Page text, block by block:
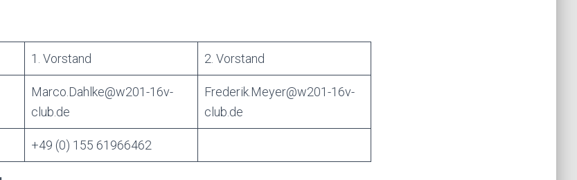
1. Vorstand 2. Vorstand
Marco.Dahlke@w201-16v-
club.de
Frederik.Meyer@w201-16v-
club.de
+49 (0) 155 61966462